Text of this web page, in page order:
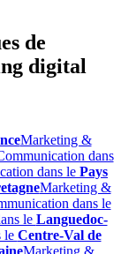
de
digital
Marketing &
dans
dans le Pays
Marketing &
dans le
le Languedoc-
le Centre-Val de
Marketing &